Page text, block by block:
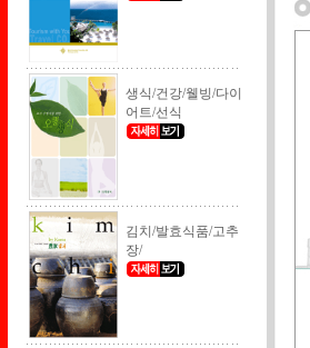
생식/건강/웰빙/다이
어트/선식
김치/발효식품/고추
장/